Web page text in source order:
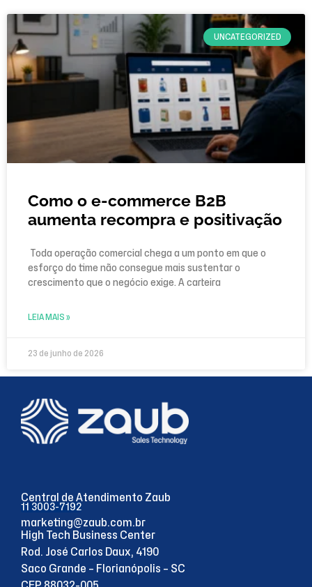
UNCATEGORIZED
Como o e-commerce B2B
aumenta recompra e positivação
Toda operação comercial chega a um ponto em que o
esforço do time não consegue mais sustentar o
crescimento que o negócio exige. A carteira
LEIA MAIS »
23 de junho de 2026
Central de Atendimento Zaub
11 3003-7192
marketing@zaub.com.br
High Tech Business Center
Rod. José Carlos Daux, 4190
Saco Grande – Florianópolis – SC